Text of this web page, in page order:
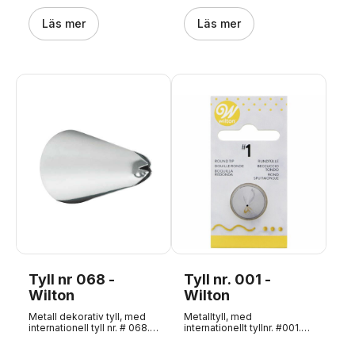
Vispgrädde, smörkräm,
potatismos, vattenkakor
och mycket mer
handtag: 10 En mångsidig
Läs mer Läs mer
Tyll nr 068 -
Wilton
Metall dekorativ tyll, med
internationell tyll nr. # 068.
Tyll nr. 001 -
Wilton
Metalltyll, med
internationellt tyllnr. #001.